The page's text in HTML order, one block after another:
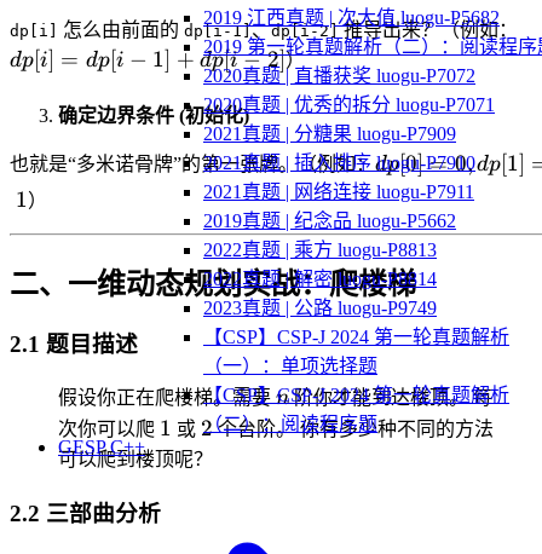
2019 江西真题 | 次大值 luogu-P5682
2019 第一轮真题解析（二）：阅读程序
2020真题 | 直播获奖 luogu-P7072
2020真题 | 优秀的拆分 luogu-P7071
2021真题 | 分糖果 luogu-P7909
2021真题 | 插入排序 luogu-P7910
2021真题 | 网络连接 luogu-P7911
2019真题 | 纪念品 luogu-P5662
2022真题 | 乘方 luogu-P8813
2022真题 | 解密 luogu-P8814
2023真题 | 公路 luogu-P9749
【CSP】CSP-J 2024 第一轮真题解析
（一）：单项选择题
【CSP】CSP-J 2024 第一轮真题解析
（二）：阅读程序题
GESP C++
dp[i] 怎么由前面的 dp[i-1]、dp[i-2]推导出来？（例如：
=
2]
dp[i] = dp[i − 1] + dp[i −2]）
确定边界条件 (初始化)
也就是“多米诺骨牌”的第一张牌。（例如： dp[0]=0,
dp[1]=1
dp[0] = 0,dp[1]
1）
二、一维动态规划实战：爬楼梯
2.1 题目描述
假设你正在爬楼梯。需要 n
n阶你才能到达楼顶。 每
次你可以爬 1
1 或 2
2个台阶。 你有多少种不同的方法
可以爬到楼顶呢？
2.2 三部曲分析